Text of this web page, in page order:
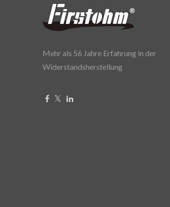
Mehr als 56 Jahre Erfahrung in der
Widerstandsherstellung